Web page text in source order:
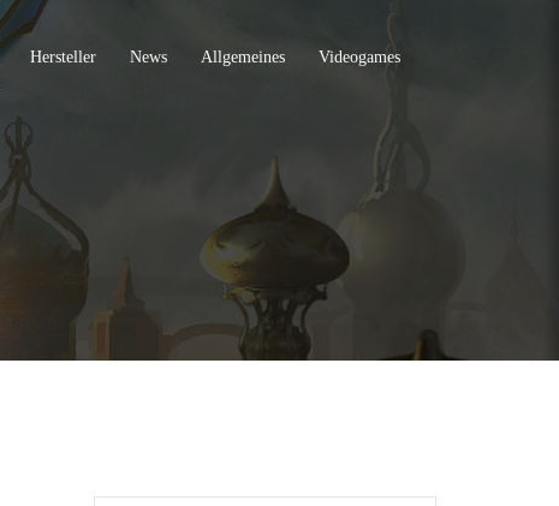
Hersteller News Allgemeines
Videogames